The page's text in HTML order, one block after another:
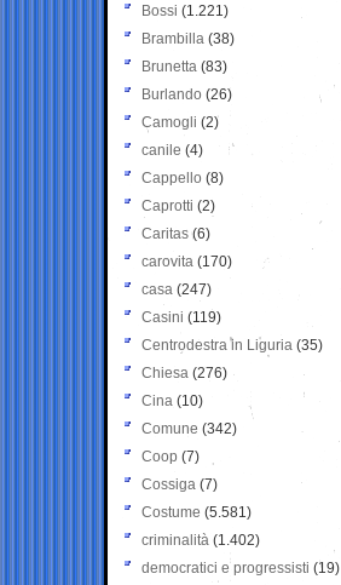
Bossi (1.221)
Brambilla (38)
Brunetta (83)
Burlando (26)
Camogli (2)
canile (4)
Cappello (8)
Caprotti (2)
Caritas (6)
carovita (170)
casa (247)
Casini (119)
Centrodestra in Liguria (35)
Chiesa (276)
Cina (10)
Comune (342)
Coop (7)
Cossiga (7)
Costume (5.581)
criminalità (1.402)
democratici e progressisti (19)